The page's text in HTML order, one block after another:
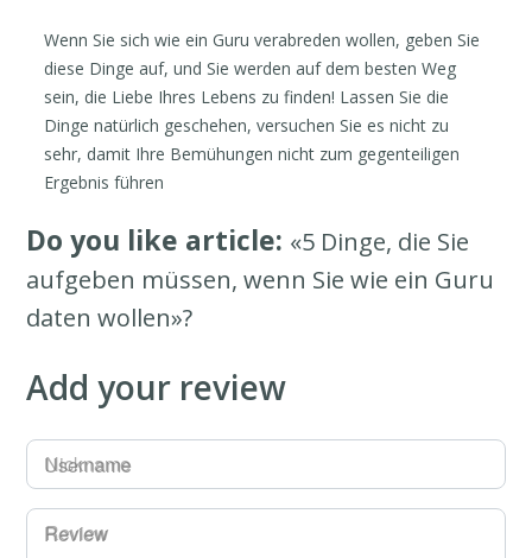
Wenn Sie sich wie ein Guru verabreden wollen, geben Sie
diese Dinge auf, und Sie werden auf dem besten Weg
sein, die Liebe Ihres Lebens zu finden! Lassen Sie die
Dinge natürlich geschehen, versuchen Sie es nicht zu
sehr, damit Ihre Bemühungen nicht zum gegenteiligen
Ergebnis führen
Do you like article: «5 Dinge, die Sie
aufgeben müssen, wenn Sie wie ein Guru
daten wollen»?
Add your review
Username
Review